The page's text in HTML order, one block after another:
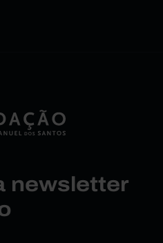
newsletter